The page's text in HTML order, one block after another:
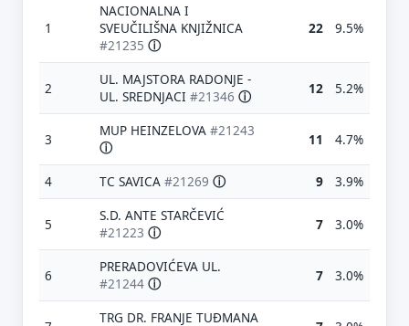
1
NACIONALNA I
SVEUČILIŠNA KNJIŽNICA
#21235 ⓘ
22 9.5%
2
UL. MAJSTORA RADONJE -
UL. SREDNJACI #21346 ⓘ 12 5.2%
3
MUP HEINZELOVA #21243
ⓘ
11 4.7%
4 TC SAVICA #21269 ⓘ 9 3.9%
5
S.D. ANTE STARČEVIĆ
#21223 ⓘ 7 3.0%
6
PRERADOVIĆEVA UL.
#21244 ⓘ 7 3.0%
TRG DR. FRANJE TUĐMANA